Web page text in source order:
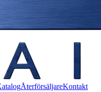
ÅterförsäljareKontakt